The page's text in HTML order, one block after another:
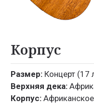
Корпус
Размер: Концерт (17
Верхняя дека:
Корпус: